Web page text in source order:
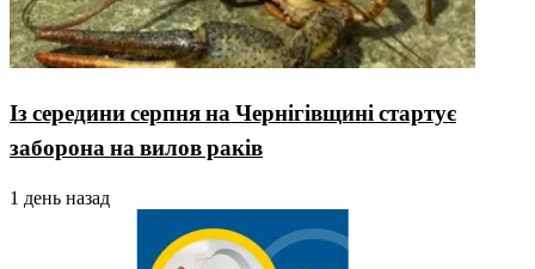
Із середини серпня на Чернігівщині стартує
заборона на вилов раків
1 день назад